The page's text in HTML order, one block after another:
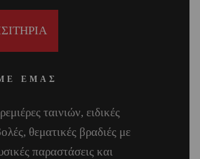
ΕΜΑΣ
ταινιών, ειδικές
θεματικές βραδιές με
παραστάσεις και